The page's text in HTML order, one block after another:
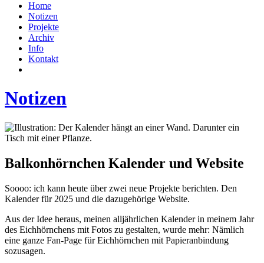
Home
Notizen
Projekte
Archiv
Info
Kontakt
Notizen
Balkonhörnchen Kalender und Website
Soooo: ich kann heute über zwei neue Projekte berichten. Den
Kalender für 2025 und die dazugehörige Website.
Aus der Idee heraus, meinen alljährlichen Kalender in meinem Jahr
des Eichhörnchens mit Fotos zu gestalten, wurde mehr: Nämlich
eine ganze Fan-Page für Eichhörnchen mit Papieranbindung
sozusagen.